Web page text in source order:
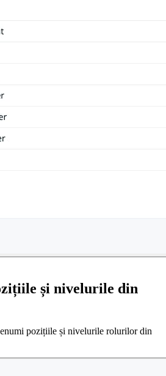
și nivelurile din
pozițiile și nivelurile rolurilor din